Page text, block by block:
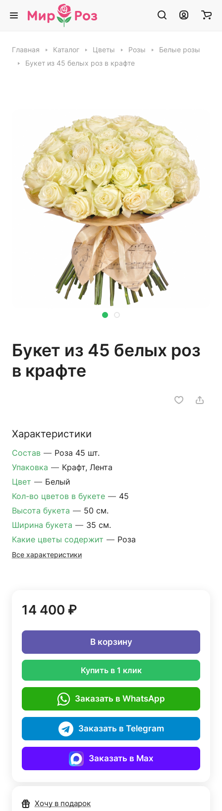
Главная Каталог Цветы Розы
Белые розы
Букет из 45 белых роз в крафте
Букет из 45 белых роз
в крафте
Характеристики
Состав — Роза 45 шт.
Упаковка — Крафт, Лента
Цвет — Белый
Кол-во цветов в букете — 45
Высота букета — 50 см.
Ширина букета — 35 см.
Какие цветы содержит — Роза
Все характеристики
14 400 ₽
В корзину
Купить в 1 клик
Заказать в WhatsApp
Заказать в Telegram
Заказать в Max
Хочу в подарок